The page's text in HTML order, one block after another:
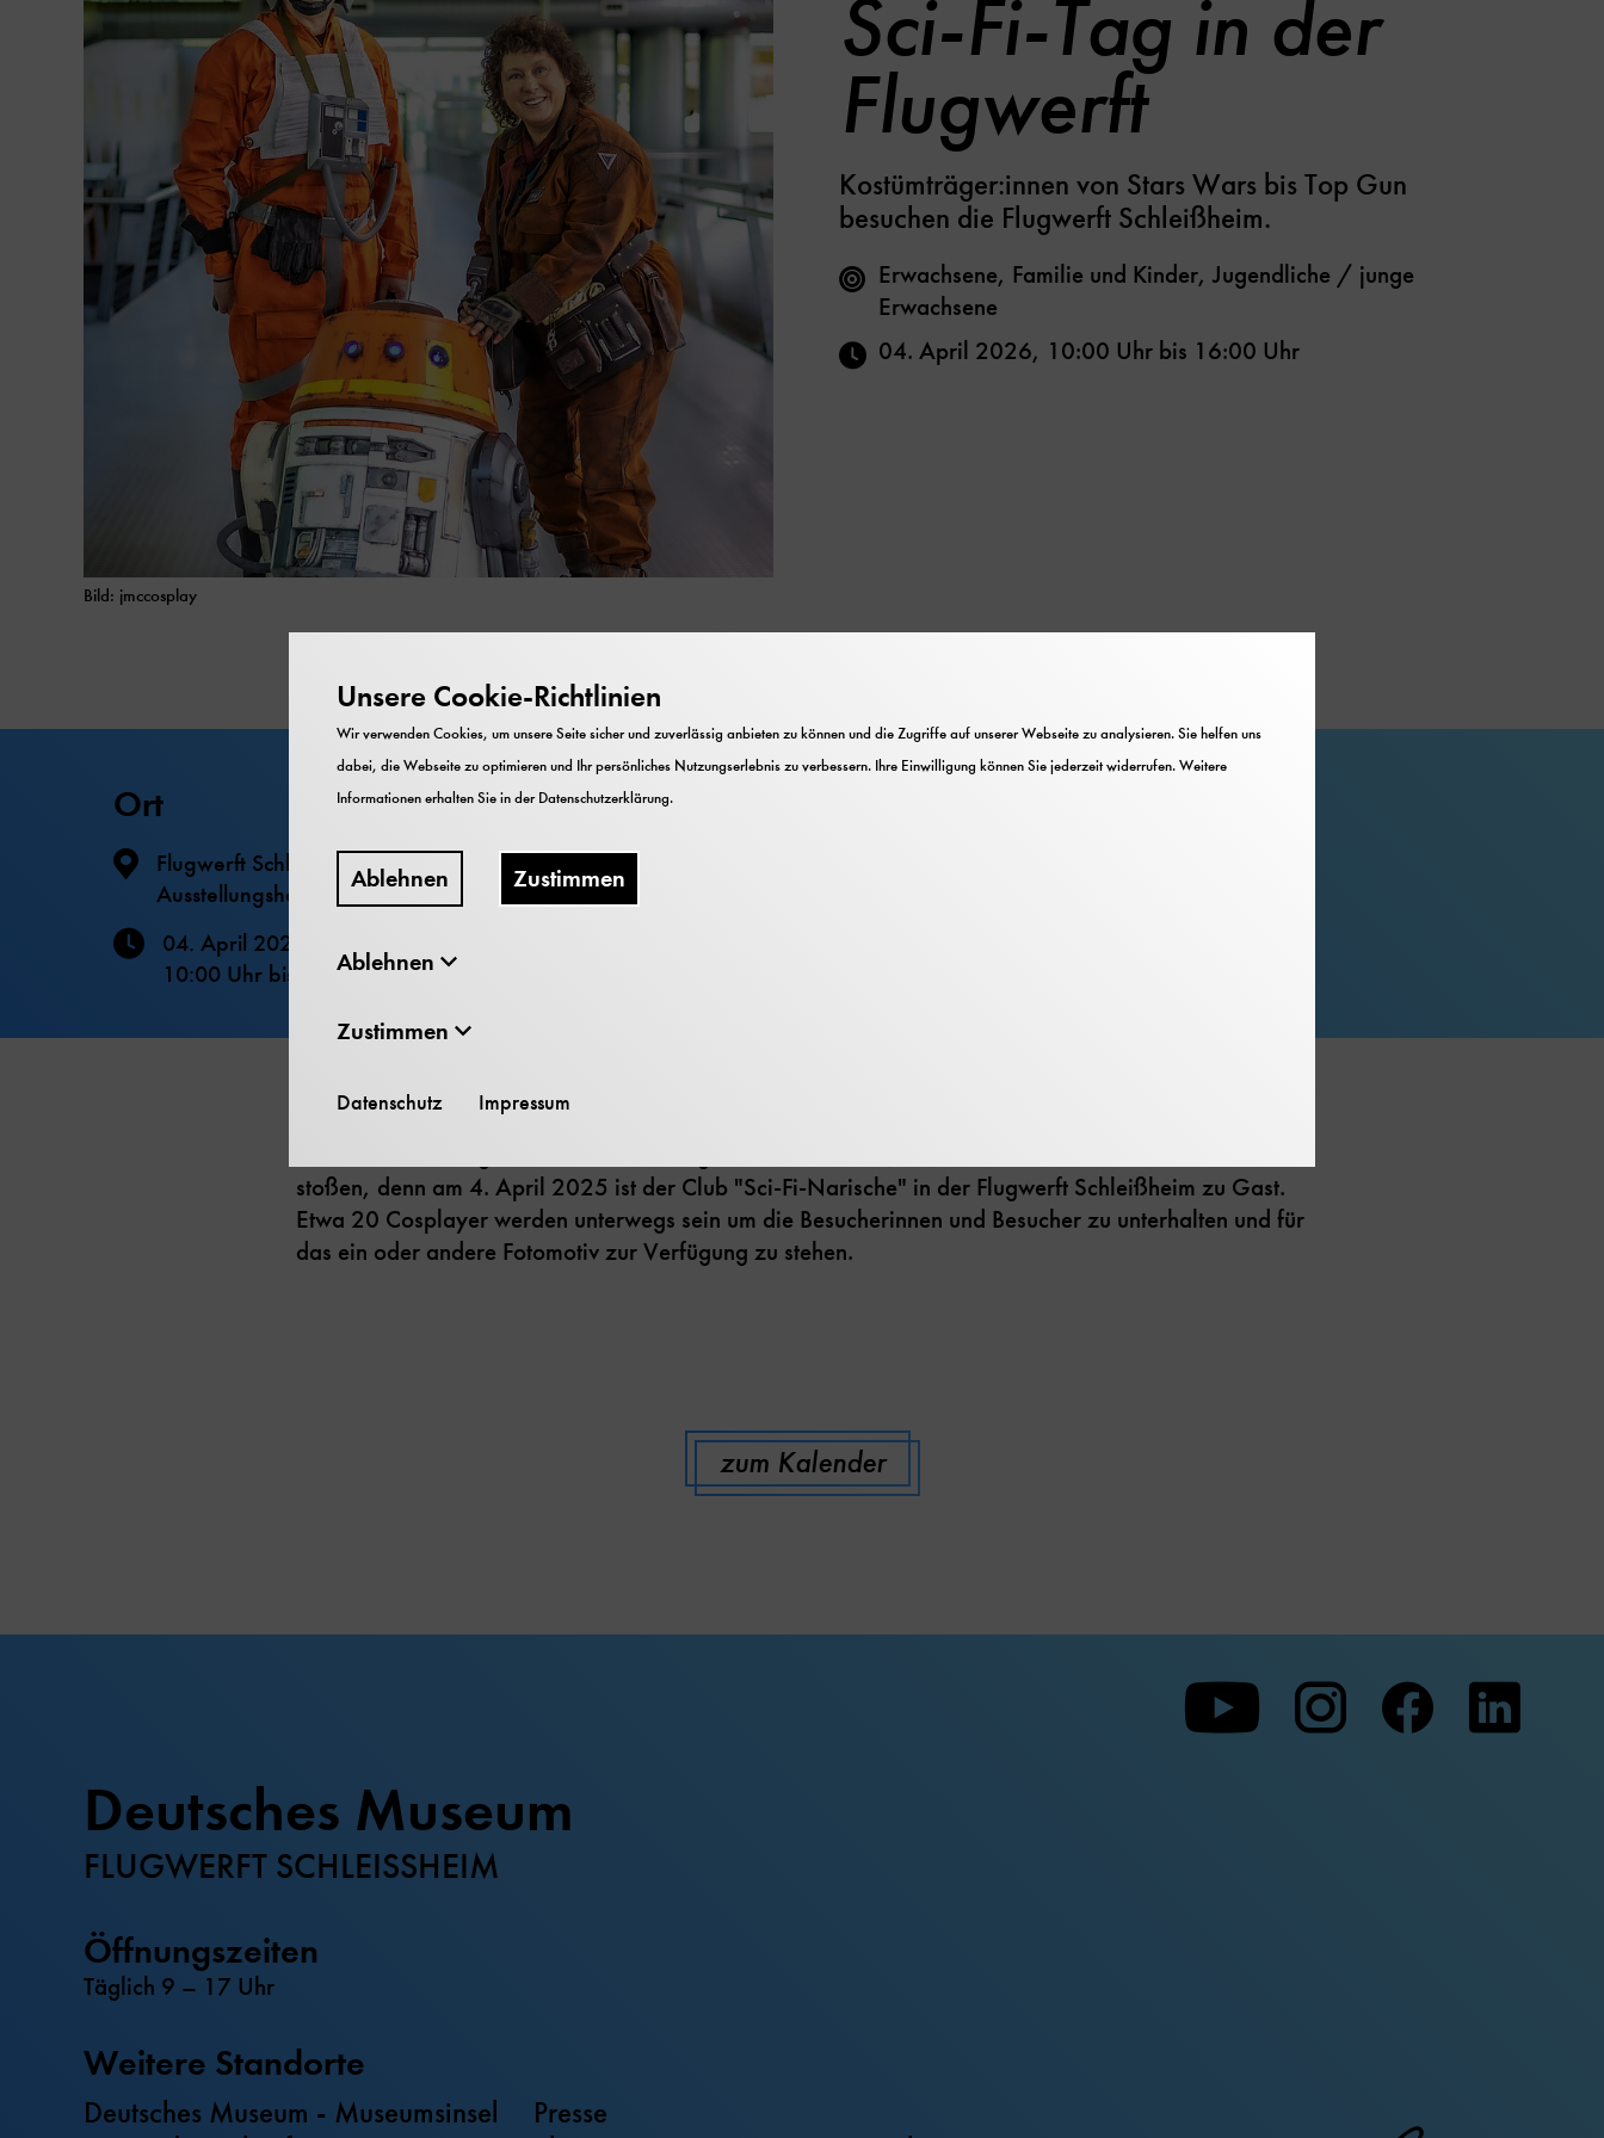
Bild: jmccosplay
Sci-Fi-Tag in der
Flugwerft
Kostümträger:innen von Stars Wars bis Top Gun
besuchen die Flugwerft Schleißheim.
Erwachsene, Familie und Kinder, Jugendliche / junge
Erwachsene
04. April 2026, 10:00 Uhrbis 16:00 Uhr
Ort
Flugwerft Schleißheim
Ausstellungshalle und Werfthalle
04. April 2026
10:00 Uhr bis 16:00 Uhr
Kosten
stoßen, denn am 4. April 2025 ist der Club "Sci-Fi-Narische" in der Flugwerft Schleißheim zu Gast.
Etwa 20 Cosplayer werden unterwegs sein um die Besucherinnen und Besucher zu unterhalten und für
das ein oder andere Fotomotiv zur Verfügung zu stehen.
zum Kalender
Deutsches Museum
FLUGWERFT SCHLEISSHEIM
Öffnungszeiten
Täglich 9 – 17 Uhr
Weitere Standorte
Deutsches Museum - Museumsinsel
Presse
Zu
unserer
Zu
unserer
Zu
unserer
Unsere Cookie-Richtlinien
Wir verwenden Cookies, um unsere Seite sicher und zuverlässig anbieten zu können und die Zugriffe auf unserer Webseite zu analysieren. Sie helfen uns
dabei, die Webseite zu optimieren und Ihr persönliches Nutzungserlebnis zu verbessern. Ihre Einwilligung können Sie jederzeit widerrufen. Weitere
Informationen erhalten Sie in derDatenschutzerklärung.
Ablehnen Zustimmen
Ablehnen
Zustimmen
Datenschutz Impressum